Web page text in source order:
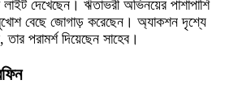
লাইট দেখেছেন। ঋতাভরী অভিনয়ের পাশাপাশি
বেছে জোগাড় করেছেন। অ্যাকশন দৃশ্যে
পরামর্শ দিয়েছেন সাহেব।